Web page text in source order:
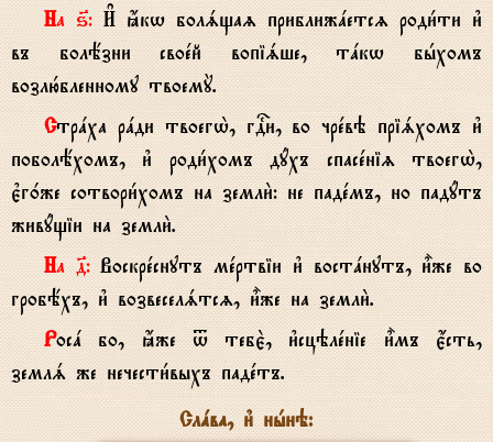
На ѕ7:И# ћкw болsщаz приближaетсz роди1ти и3
въ болёзни своeй вопіsше, тaкw бhхомъ
возлю1бленному твоемY.
Стрaха рaди твоегw2, гDи, во чрeвэ пріsхомъ и3
поболёхомъ, и3 роди1хомъ дyхъ спасeніz твоегw2,
є3г0же сотвори1хомъ на земли2: не падeмъ, но падyтъ
живyщіи на земли2.
На д7:Воскрeснутъ мeртвіи и3 востaнутъ, и5же во
гробёхъ, и3 возвеселsтсz, и5же на земли2.
Росa бо, ћже t тебє2, и3сцэлeніе и5мъ є4сть,
землs же нечести1выхъ падeтъ.
Слaва, и3 нhнэ: